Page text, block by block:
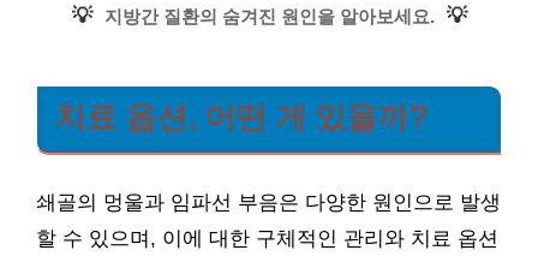
💡 지방간 질환의 숨겨진 원인을 알아보세요. 💡
치료 옵션, 어떤 게 있을까?
쇄골의 멍울과 임파선 부음은 다양한 원인으로 발생
할 수 있으며, 이에 대한 구체적인 관리와 치료 옵션